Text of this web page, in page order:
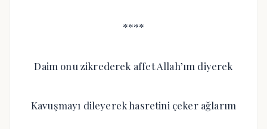
****
Daim onu zikrederek affet Allah’ım diyerek
Kavuşmayı dileyerek hasretini çeker ağlarım